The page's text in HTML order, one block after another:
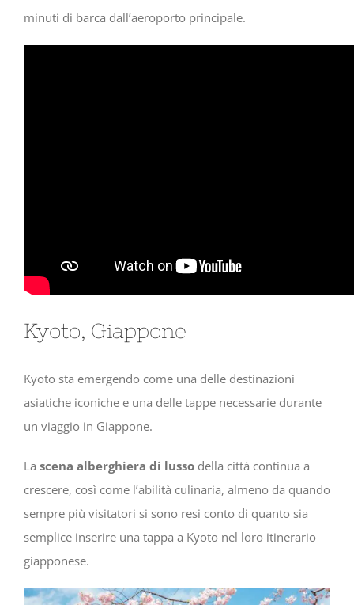
minuti di barca dall’aeroporto principale.
Kyoto, Giappone
Kyoto sta emergendo come una delle destinazioni
asiatiche iconiche e una delle tappe necessarie durante
un viaggio in Giappone.
La scena alberghiera di lusso della città continua a
crescere, così come l’abilità culinaria, almeno da quando
sempre più visitatori si sono resi conto di quanto sia
semplice inserire una tappa a Kyoto nel loro itinerario
giapponese.